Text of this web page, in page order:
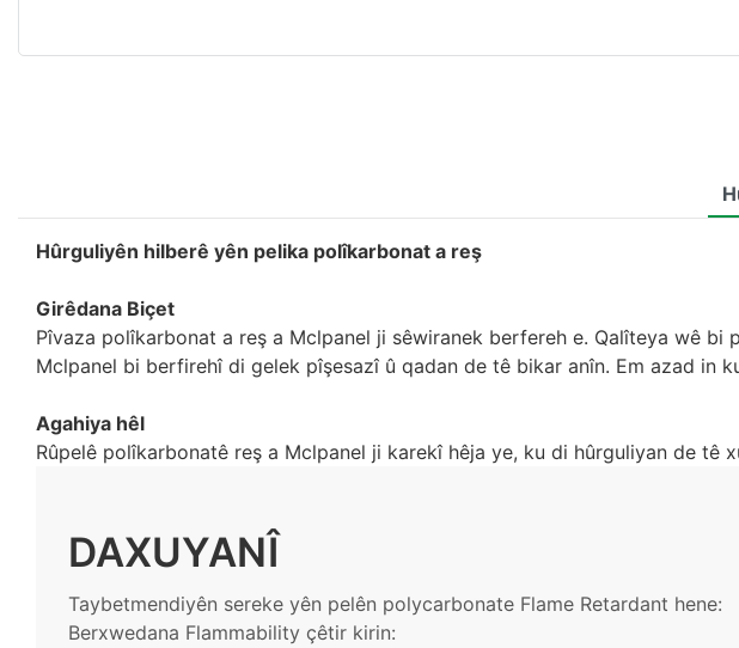
Hûrguliyên hilberê yên pelika polîkarbonat a reş
Girêdana Biçet
Pîvaza polîkarbonat a reş a Mclpanel ji sêwiranek berfereh e. Qalîteya wê
Mclpanel bi berfirehî di gelek pîşesazî û qadan de tê bikar anîn. Em azad
Agahiya hêl
Rûpelê polîkarbonatê reş a Mclpanel ji karekî hêja ye, ku di hûrguliyan de tê
DAXUYANÎ
Taybetmendiyên sereke yên pelên polycarbonate Flame Retardant hene:
Berxwedana Flammability çêtir kirin: